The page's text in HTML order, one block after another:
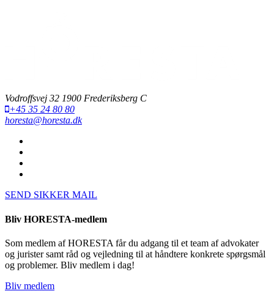
Vodroffsvej 32 1900 Frederiksberg C
+45 35 24 80 80
horesta@horesta.dk
SEND SIKKER MAIL
Bliv HORESTA-medlem
Som medlem af HORESTA får du adgang til et team af advokater
og jurister samt råd og vejledning til at håndtere konkrete spørgsmål
og problemer. Bliv medlem i dag!
Bliv medlem